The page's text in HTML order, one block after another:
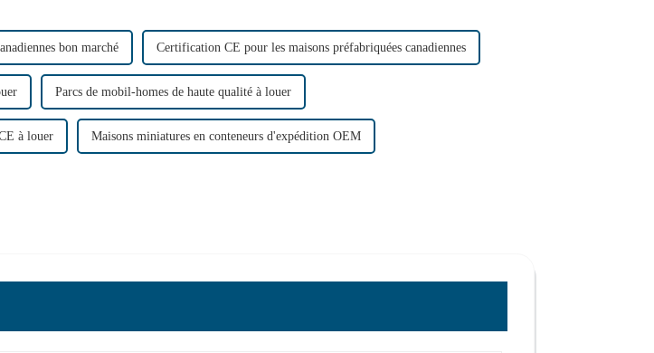
bon marché Certification CE pour les maisons préfabriquées canadiennes
Parcs de mobil-homes de haute qualité à louer
à louer Maisons miniatures en conteneurs d'expédition OEM